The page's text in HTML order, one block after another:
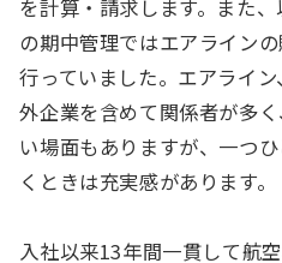
を計算・請求します。また
の期中管理ではエアライン
行っていました。エアライ
外企業を含めて関係者が多
い場面もありますが、一つ
くときは充実感があります。
入社以来13年間一貫して航